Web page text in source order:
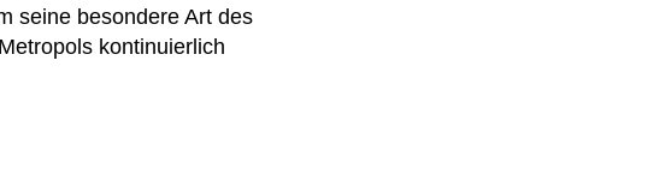
seine besondere Art des
kontinuierlich